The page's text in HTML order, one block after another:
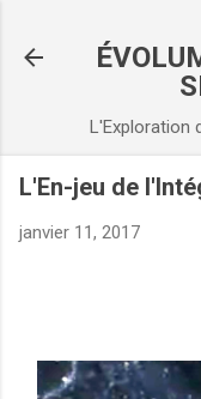
L'Exploration
L'En-jeu de
janvier 11, 2017